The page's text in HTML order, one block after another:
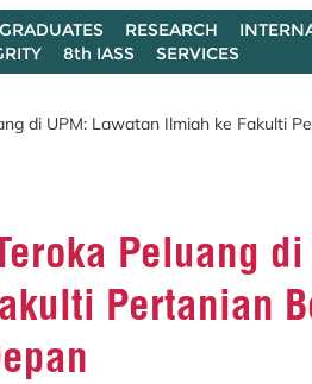
RESEARCH
8th IASS SERVICES
di UPM: Lawatan Ilmiah ke Fakulti
Peluang
Pertanian